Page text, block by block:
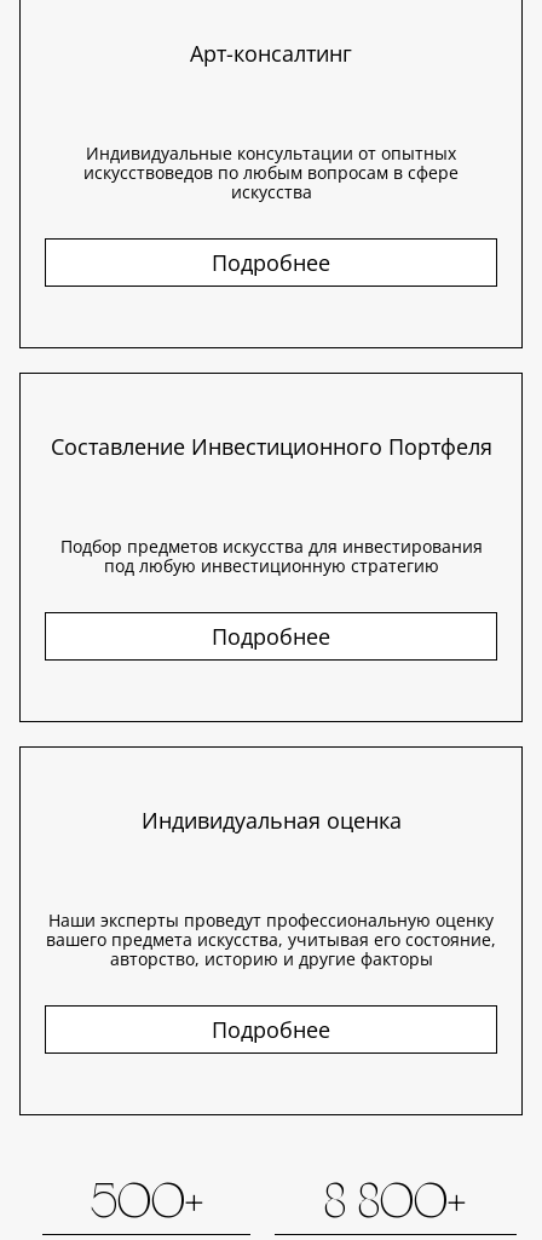
Арт-консалтинг
Индивидуальные консультации от опытных
искусствоведов по любым вопросам в сфере
искусства
Подробнее
Составление Инвестиционного Портфеля
Подбор предметов искусства для инвестирования
под любую инвестиционную стратегию
Подробнее
Индивидуальная оценка
Наши эксперты проведут профессиональную оценку
вашего предмета искусства, учитывая его состояние,
авторство, историю и другие факторы
Подробнее
500+ 8 800+